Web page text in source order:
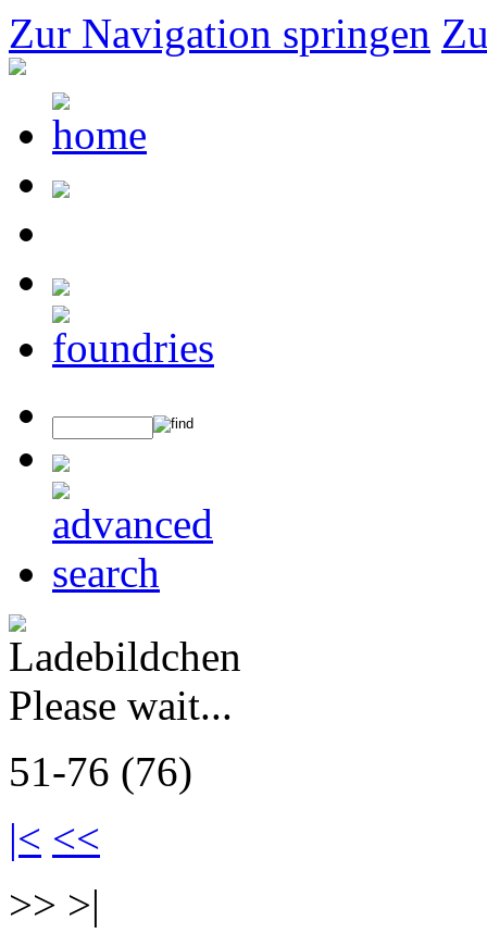
Zur Navigation springen
Please wait...
51-76 (76)
|< <<
>> >|